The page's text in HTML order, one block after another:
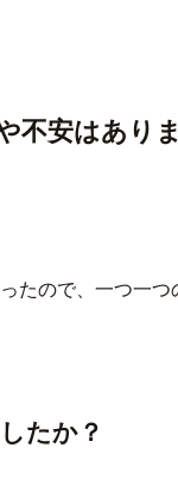
不安はあり
たので、一つ一
たか？